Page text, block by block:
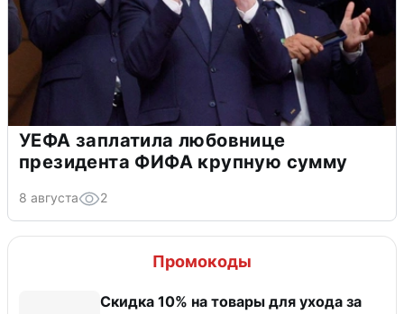
УЕФА заплатила любовнице
президента ФИФА крупную сумму
8 августа 2
Промокоды
Скидка 10% на товары для ухода за